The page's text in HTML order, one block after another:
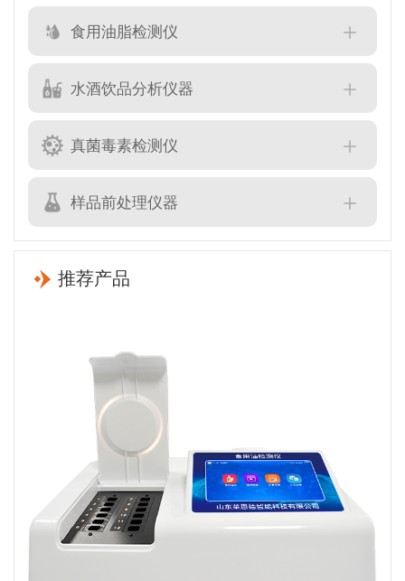
食用油脂检测仪
水酒饮品分析仪器
真菌毒素检测仪
样品前处理仪器
推荐产品